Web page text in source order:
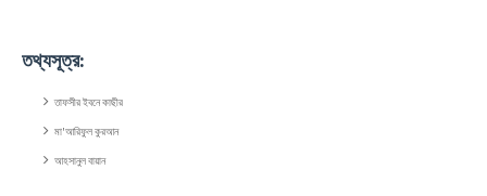
তথ্যসূত্র:
তাফসীর ইবনে কাছীর
মা'আরিফুল কুরআন
আহসানুল বায়ান